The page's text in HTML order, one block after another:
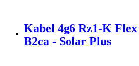
Kabel 4g6 Rz1-K
B2ca - Solar Plus